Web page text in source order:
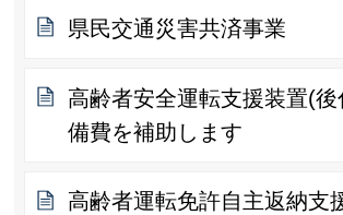
県民交通災害共済事業
高齢者安全運転支援装置(
備費を補助します
高齢者運転免許自主返納支